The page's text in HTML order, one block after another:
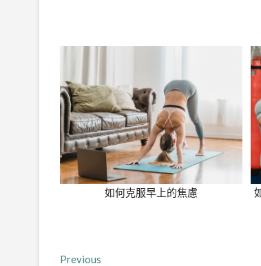
如何克服早上的焦慮
Previous